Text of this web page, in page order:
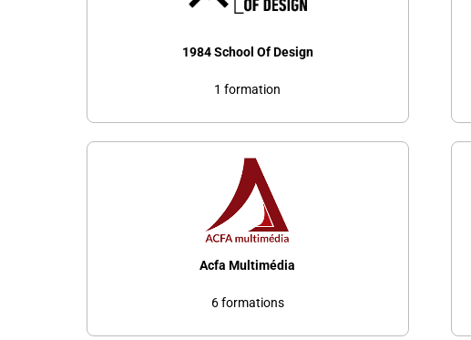
1984 School Of Design
1 formation
Acfa Multimédia
6 formations